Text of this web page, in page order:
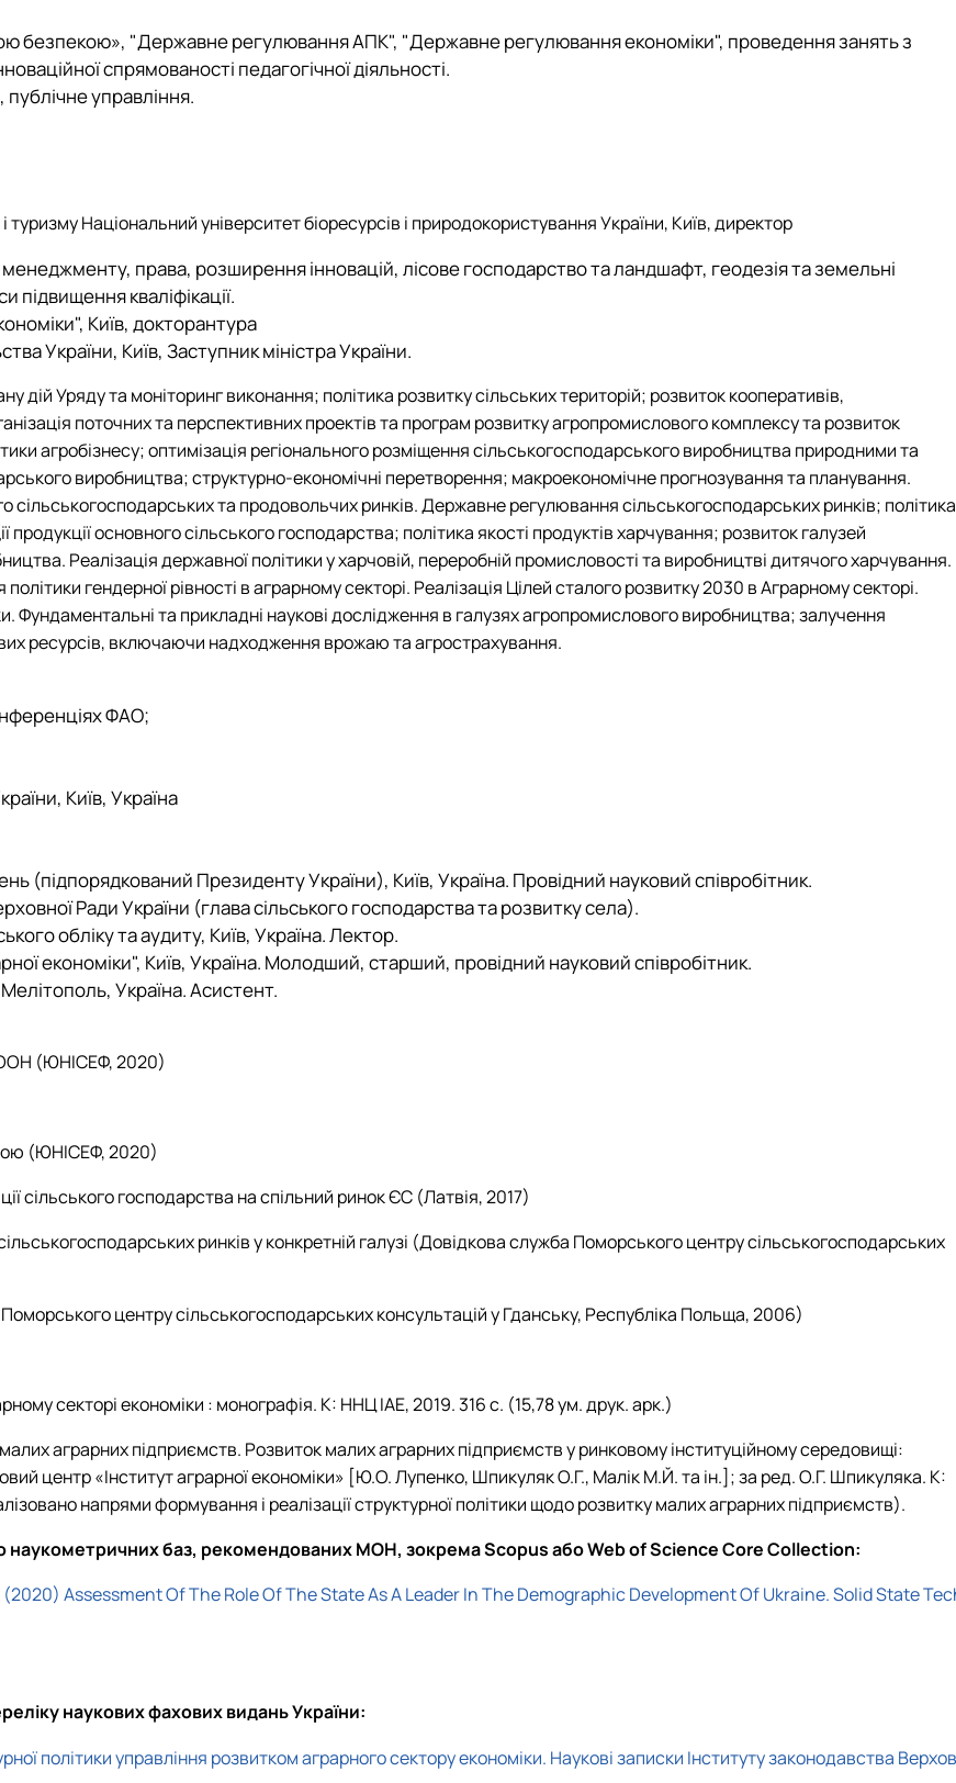
безпекою», "Державне регулювання АПК", "Державне регулювання економіки", проведення занять з
спрямованості педагогічної діяльності.
управління.
Національний університет біоресурсів і природокористування України, Київ, директор
права, розширення інновацій, лісове господарство та ландшафт, геодезія та земельні
підвищення кваліфікації.
Київ, докторантура
України, Київ, Заступник міністра України.
дій Уряду та моніторинг виконання; політика розвитку сільських територій; розвиток кооперативів,
поточних та перспективних проектів та програм розвитку агропромислового комплексу та розвиток
агробізнесу; оптимізація регіонального розміщення сільськогосподарського виробництва природними та
виробництва; структурно-економічні перетворення; макроекономічне прогнозування та планування.
сільськогосподарських та продовольчих ринків. Державне регулювання сільськогосподарських ринків; політика
основного сільського господарства; політика якості продуктів харчування; розвиток галузей
Реалізація державної політики у харчовій, переробній промисловості та виробництві дитячого харчування.
гендерної рівності в аграрному секторі. Реалізація Цілей сталого розвитку 2030 в Аграрному секторі.
Фундаментальні та прикладні наукові дослідження в галузях агропромислового виробництва; залучення
ресурсів, включаючи надходження врожаю та агрострахування.
ФАО;
Київ, Україна
(підпорядкований Президенту України), Київ, Україна. Провідний науковий співробітник.
Ради України (глава сільського господарства та розвитку села).
обліку та аудиту, Київ, Україна. Лектор.
економіки", Київ, Україна. Молодший, старший, провідний науковий співробітник.
Україна. Асистент.
ООН (ЮНІСЕФ, 2020)
(ЮНІСЕФ, 2020)
сільського господарства наспільний ринок ЄС (Латвія, 2017)
ринків у конкретній галузі (Довідкова служба Поморського центру сільськогосподарських
центру сільськогосподарських консультацій у Гданську, Республіка Польща, 2006)
секторі економіки : монографія. К: ННЦ ІАЕ, 2019. 316 с. (15,78 ум. друк. арк.)
аграрних підприємств. Розвиток малих аграрних підприємств у ринковому інституційному середовищі:
центр «Інститут аграрної економіки» [Ю.О. Лупенко, Шпикуляк О.Г., Малік М.Й. та ін.]; за ред. О.Г. Шпикуляка. К:
напрями формування і реалізації структурної політики щодо розвитку малих аграрних підприємств).
до наукометричних баз, рекомендованих МОН, зокрема Scopus або Web of Science Core Collection:
(2020) Assessment Of The Role Of The State As A Leader In The Demographic Development Of Ukraine.Solid State
наукових фахових видань України:
політики управління розвитком аграрного сектору економіки. Наукові записки Інституту законодавства Верхов